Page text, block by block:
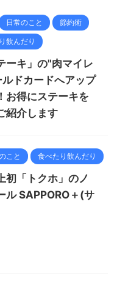
日常のこと 節約術
飲んだり
ーキ」の"肉マイレ
ドカードへアップ
お得にステーキを
紹介します
こと 食べたり飲んだり
初「トクホ」のノ
ル SAPPORO＋(サ